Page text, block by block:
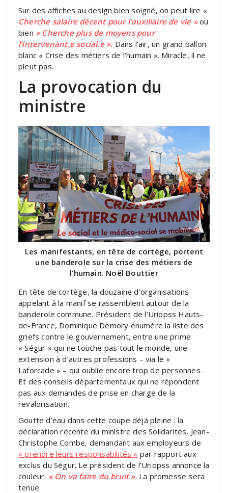
Sur des affiches au design bien soigné, on peut lire «
Cherche salaire décent pour l’auxiliaire de vie »ou
bien « Cherche plus de moyens pour
l’intervenant.e social.e ». Dans l’air, un grand ballon
blanc « Crise des métiers de l’humain ». Miracle, il ne
pleut pas.
La provocation du
ministre
Les manifestants, en tête de cortège, portent
une banderole sur la crise des métiers de
l’humain. Noël Bouttier
En tête de cortège, la douzaine d’organisations
appelant à la manif se rassemblent autour de la
banderole commune. Président de l’Uriopss Hauts-
de-France, Dominique Demory énumère la liste des
griefs contre le gouvernement, entre une prime
« Ségur » qui ne touche pas tout le monde, une
extension à d’autres professions – via le «
Laforcade » – qui oublie encore trop de personnes.
Et des conseils départementaux qui ne répondent
pas aux demandes de prise en charge de la
revalorisation.
Goutte d’eau dans cette coupe déjà pleine : la
déclaration récente du ministre des Solidarités, Jean-
Christophe Combe, demandant aux employeurs de
« prendre leurs responsabilités » par rapport aux
exclus du Ségur. Le président de l’Uriopss annonce la
couleur. « On va faire du bruit ». La promesse sera
tenue.